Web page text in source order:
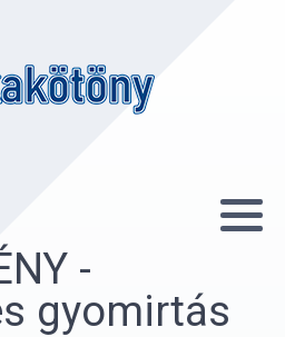
-
gyomirtás